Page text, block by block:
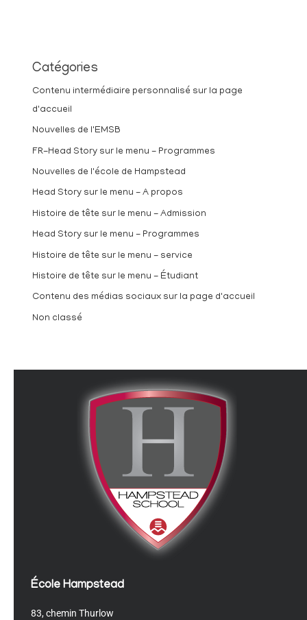
Catégories
Contenu intermédiaire personnalisé sur la page
d'accueil
Nouvelles de l'EMSB
FR-Head Story sur le menu - Programmes
Nouvelles de l'école de Hampstead
Head Story sur le menu - A propos
Histoire de tête sur le menu - Admission
Head Story sur le menu - Programmes
Histoire de tête sur le menu - service
Histoire de tête sur le menu - Étudiant
Contenu des médias sociaux sur la page d'accueil
Non classé
École Hampstead
83, chemin Thurlow